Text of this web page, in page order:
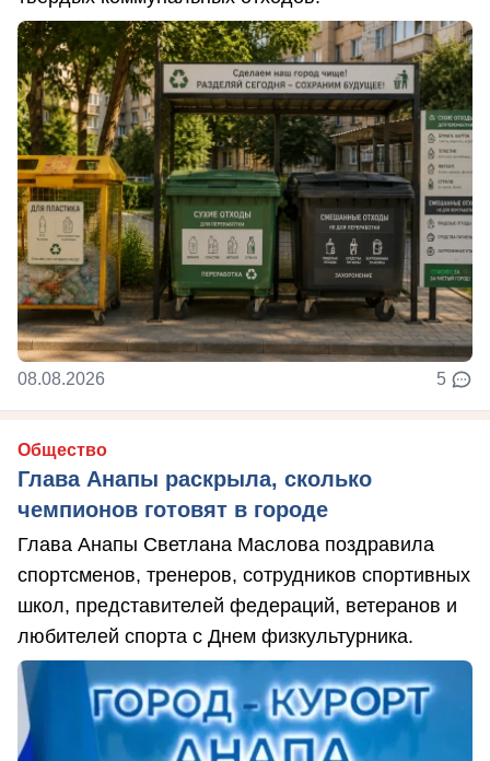
08.08.2026 5
Общество
Глава Анапы раскрыла, сколько
чемпионов готовят в городе
Глава Анапы Светлана Маслова поздравила
спортсменов, тренеров, сотрудников спортивных
школ, представителей федераций, ветеранов и
любителей спорта с Днем физкультурника.